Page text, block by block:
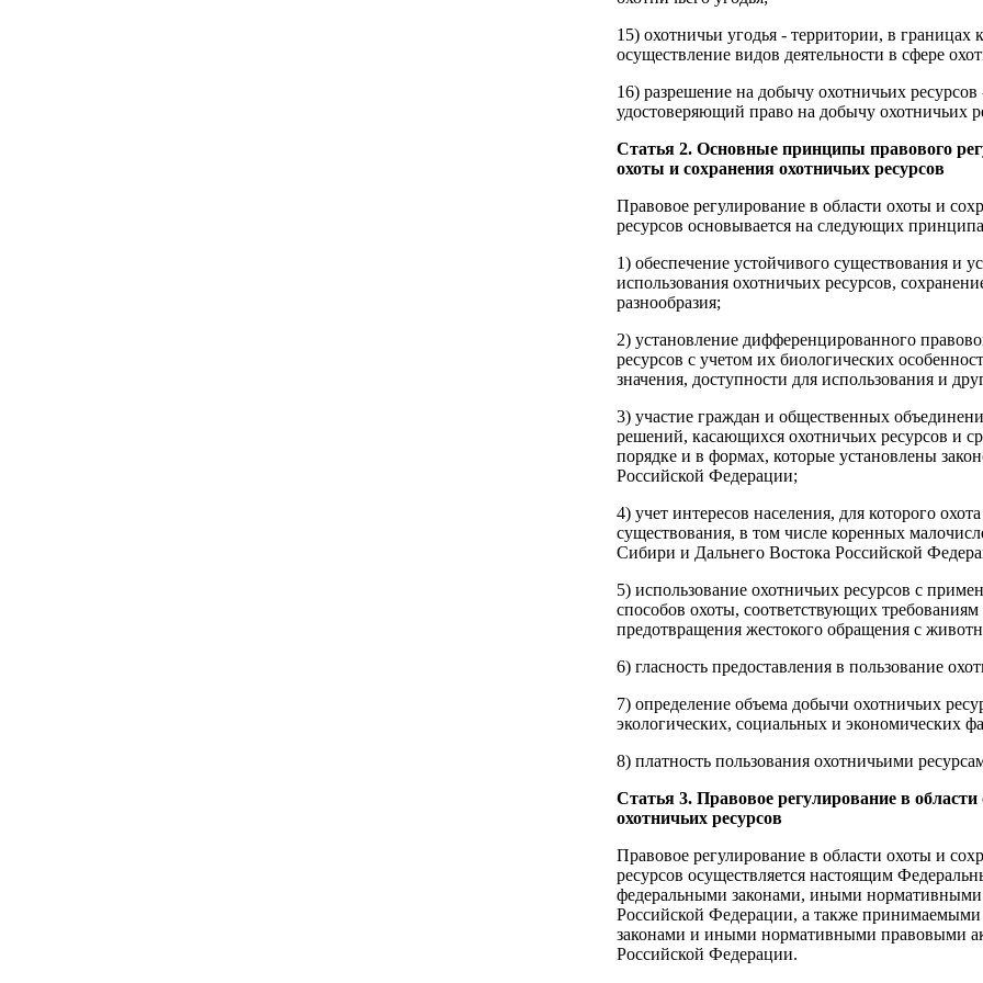
15) охотничьи угодья - территории, в границах
осуществление видов деятельности в сфере
16) разрешение на добычу охотничьих ресурсов
удостоверяющий право на добычу охотничьих
Статья 2. Основные принципы правового
охоты и сохранения охотничьих ресурсов
Правовое регулирование в области охоты и
ресурсов основывается на следующих
1) обеспечение устойчивого существования и
использования охотничьих ресурсов,
разнообразия;
2) установление дифференцированного
ресурсов с учетом их биологических
значения, доступности для использования и
3) участие граждан и общественных
решений, касающихся охотничьих ресурсов и
порядке и в формах, которые установлены
Российской Федерации;
4) учет интересов населения, для которого
существования, в том числе коренных
Сибири и Дальнего Востока Российской
5) использование охотничьих ресурсов с
способов охоты, соответствующих
предотвращения жестокого обращения с
6) гласность предоставления в пользование
7) определение объема добычи охотничьих
экологических, социальных и экономических
8) платность пользования охотничьими
Статья 3. Правовое регулирование в
охотничьих ресурсов
Правовое регулирование в области охоты и
ресурсов осуществляется настоящим
федеральными законами, иными
Российской Федерации, а также принимаемыми
законами и иными нормативными правовыми
Российской Федерации.